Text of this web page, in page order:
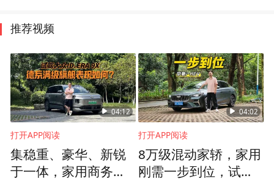
推荐视频
04:12
打开APP阅读
集稳重、豪华、新锐
于一体，家用商务够
04:02
打开APP阅读
8万级混动家轿，家用
刚需一步到位，试驾